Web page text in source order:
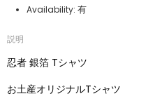
Availability: 有
説明
忍者 銀箔 Tシャツ
お土産オリジナルTシャツ